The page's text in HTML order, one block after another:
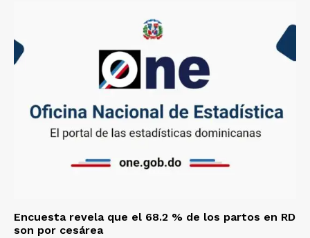
Encuesta revela que el 68.2 % de los partos en RD
son por cesárea